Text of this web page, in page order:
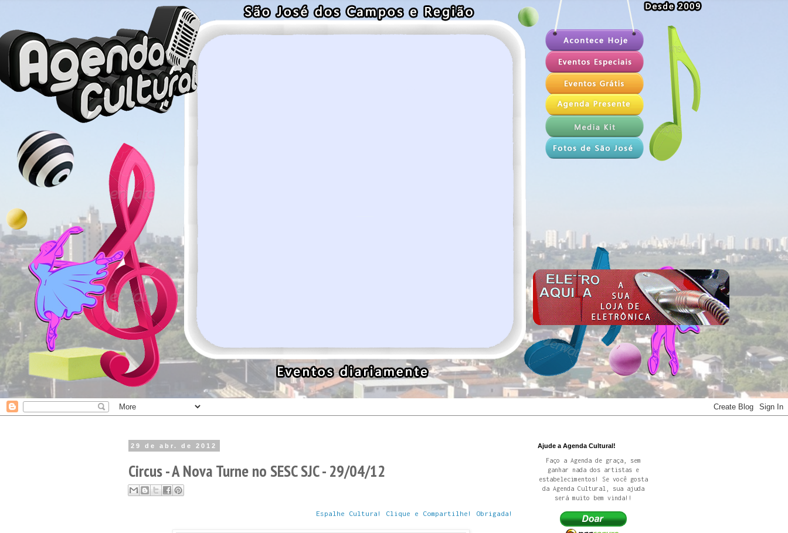
29 de abr. de 2012
Circus - A Nova Turne no SESC SJC - 29/04/12
Espalhe Cultura! Clique e Compartilhe! Obrigada!
Ajude a Agenda Cultural!
Faço a Agenda de graça, sem
ganhar nada dos artistas e
estabelecimentos! Se você gosta
da Agenda Cultural, sua ajuda
será muito bem vinda!!